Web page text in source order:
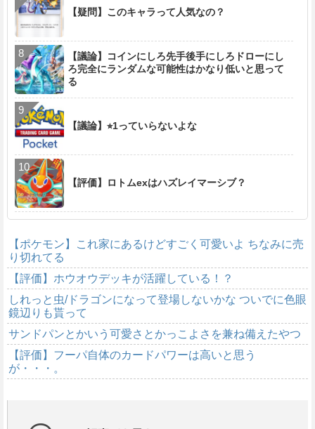
【疑問】このキャラって人気なの？
【議論】コインにしろ先手後手にしろドローにし
ろ完全にランダムな可能性はかなり低いと思って
る
【議論】⭐︎1っていらないよな
【評価】ロトムexはハズレイマーシブ？
【ポケモン】これ家にあるけどすごく可愛いよ ちなみに売
り切れてる
【評価】ホウオウデッキが活躍している！？
しれっと虫/ドラゴンになって登場しないかな ついでに色眼
鏡辺りも貰って
サンドパンとかいう可愛さとかっこよさを兼ね備えたやつ
【評価】フーパ自体のカードパワーは高いと思う
が・・・。